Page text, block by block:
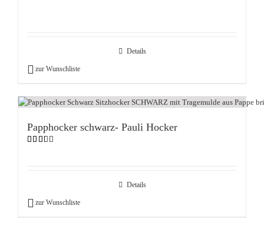
Details
zur Wunschliste
Papphocker schwarz- Pauli Hocker
Details
zur Wunschliste